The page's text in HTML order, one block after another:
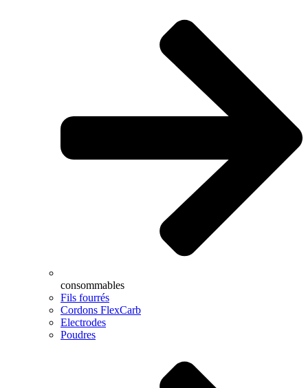
consommables
Fils fourrés
Cordons FlexCarb
Electrodes
Poudres